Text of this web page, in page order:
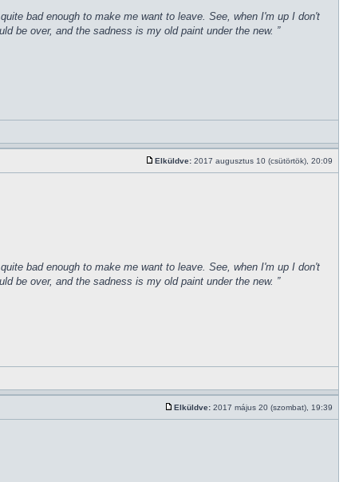
bad enough to make me want to leave. See, when I'm up I don't
be over, and the sadness is my old paint under the new. ”
Elküldve: 2017 augusztus 10 (csütörtök), 20:09
bad enough to make me want to leave. See, when I'm up I don't
be over, and the sadness is my old paint under the new. ”
Elküldve: 2017 május 20 (szombat), 19:39